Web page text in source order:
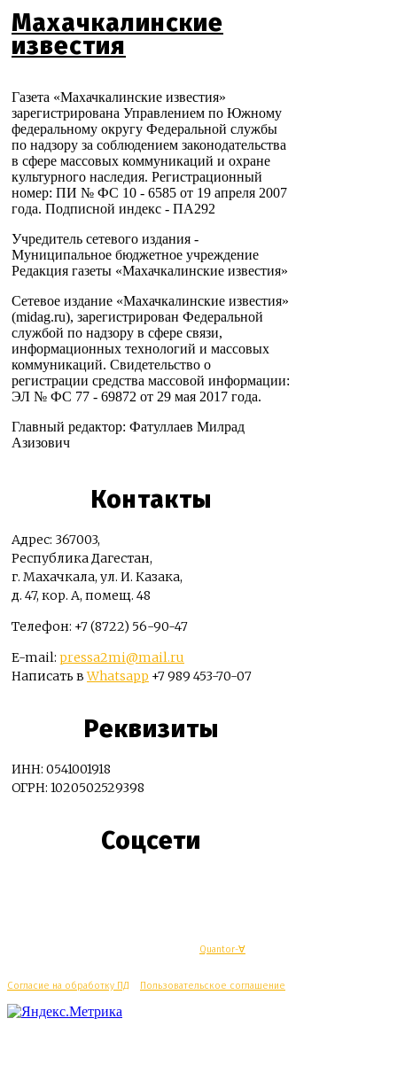
Махачкалинские
известия
Газета «Махачкалинские известия»
зарегистрирована Управлением по Южному
федеральному округу Федеральной службы
по надзору за соблюдением законодательства
в сфере массовых коммуникаций и охране
культурного наследия. Регистрационный
номер: ПИ № ФС 10 - 6585 от 19 апреля 2007
года. Подписной индекс - ПА292
Учредитель сетевого издания -
Муниципальное бюджетное учреждение
Редакция газеты «Махачкалинские известия»
Сетевое издание «Махачкалинские известия»
(midag.ru), зарегистрирован Федеральной
службой по надзору в сфере связи,
информационных технологий и массовых
коммуникаций. Свидетельство о
регистрации средства массовой информации:
ЭЛ № ФС 77 - 69872 от 29 мая 2017 года.
Главный редактор: Фатуллаев Милрад
Азизович
Контакты
Адрес: 367003,
Республика Дагестан,
г. Махачкала, ул. И. Казака,
д. 47, кор. А, помещ. 48
Телефон: +7 (8722) 56-90-47
E-mail: pressa2mi@mail.ru
Написать вWhatsapp +7 989 453-70-07
Реквизиты
ИНН: 0541001918
ОГРН: 1020502529398
Соцсети
Quantor-∀
Согласие на обработку ПД Пользовательское соглашение